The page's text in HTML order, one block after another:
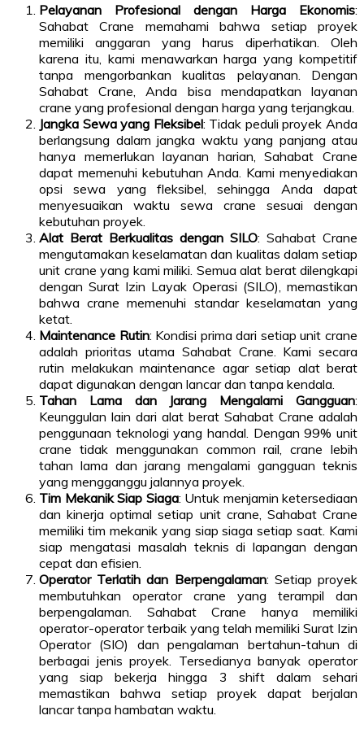
Pelayanan Profesional dengan Harga Ekonomis:
Sahabat Crane memahami bahwa setiap proyek
memiliki anggaran yang harus diperhatikan. Oleh
karena itu, kami menawarkan harga yang kompetitif
tanpa mengorbankan kualitas pelayanan. Dengan
Sahabat Crane, Anda bisa mendapatkan layanan
crane yang profesional dengan harga yang terjangkau.
Jangka Sewa yang Fleksibel: Tidak peduli proyek Anda
berlangsung dalam jangka waktu yang panjang atau
hanya memerlukan layanan harian, Sahabat Crane
dapat memenuhi kebutuhan Anda. Kami menyediakan
opsi sewa yang fleksibel, sehingga Anda dapat
menyesuaikan waktu sewa crane sesuai dengan
kebutuhan proyek.
Alat Berat Berkualitas dengan SILO: Sahabat Crane
mengutamakan keselamatan dan kualitas dalam setiap
unit crane yang kami miliki. Semua alat berat dilengkapi
dengan Surat Izin Layak Operasi (SILO), memastikan
bahwa crane memenuhi standar keselamatan yang
ketat.
Maintenance Rutin: Kondisi prima dari setiap unit crane
adalah prioritas utama Sahabat Crane. Kami secara
rutin melakukan maintenance agar setiap alat berat
dapat digunakan dengan lancar dan tanpa kendala.
Tahan Lama dan Jarang Mengalami Gangguan:
Keunggulan lain dari alat berat Sahabat Crane adalah
penggunaan teknologi yang handal. Dengan 99% unit
crane tidak menggunakan common rail, crane lebih
tahan lama dan jarang mengalami gangguan teknis
yang mengganggu jalannya proyek.
Tim Mekanik Siap Siaga: Untuk menjamin ketersediaan
dan kinerja optimal setiap unit crane, Sahabat Crane
memiliki tim mekanik yang siap siaga setiap saat. Kami
siap mengatasi masalah teknis di lapangan dengan
cepat dan efisien.
Operator Terlatih dan Berpengalaman: Setiap proyek
membutuhkan operator crane yang terampil dan
berpengalaman. Sahabat Crane hanya memiliki
operator-operator terbaik yang telah memiliki Surat Izin
Operator (SIO) dan pengalaman bertahun-tahun di
berbagai jenis proyek. Tersedianya banyak operator
yang siap bekerja hingga 3 shift dalam sehari
memastikan bahwa setiap proyek dapat berjalan
lancar tanpa hambatan waktu.